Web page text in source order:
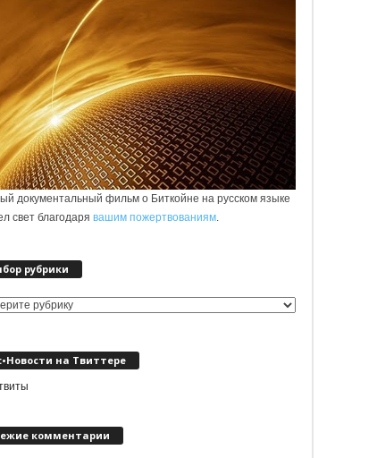
документальный фильм о Биткойне на русском языке
свет благодарявашим пожертвованиям.
рубрики
на Твиттере
комментарии